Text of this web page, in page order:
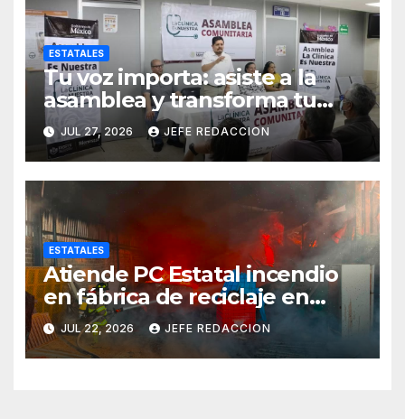
ESTATALES
Tu voz importa: asiste a la
asamblea y transforma tu
clínica del IMSS-Bienestar
JUL 27, 2026 JEFE REDACCION
ESTATALES
Atiende PC Estatal incendio
en fábrica de reciclaje en
Morelia
JUL 22, 2026 JEFE REDACCION